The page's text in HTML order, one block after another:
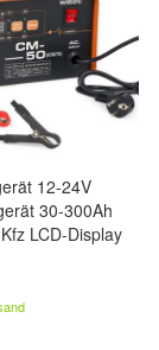
12-24V
30-300Ah
LCD-Display